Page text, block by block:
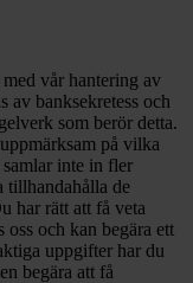
vår hantering av
av banksekretess och
som berör detta.
på vilka
inte in fler
tillhandahålla de
har rätt att få veta
och kan begära ett
uppgifter har du
begära att få